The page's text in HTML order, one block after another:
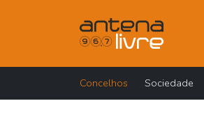
Concelhos Sociedade